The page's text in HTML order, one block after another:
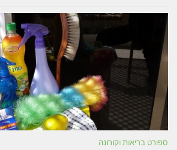
ספורט בריאות וקורונה